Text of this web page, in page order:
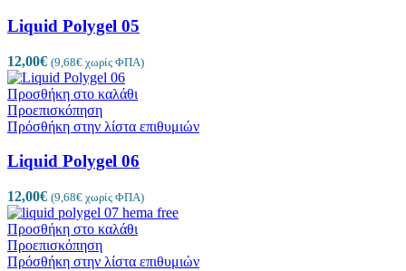
Liquid Polygel 05
12,00€ (9,68€ χωρίς ΦΠΑ)
Προσθήκη στο καλάθι
Προεπισκόπηση
Πρόσθήκη στην λίστα επιθυμιών
Liquid Polygel 06
12,00€ (9,68€ χωρίς ΦΠΑ)
Προσθήκη στο καλάθι
Προεπισκόπηση
Πρόσθήκη στην λίστα επιθυμιών